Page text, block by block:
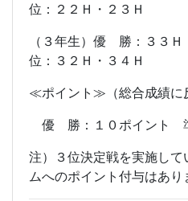
位：２２Ｈ・２３Ｈ
（３年生）優 勝：３３
位：３２Ｈ・３４Ｈ
≪ポイント≫（総合成績に
優 勝：１０ポイント
注）３位決定戦を実施し
ムへのポイント付与はあり